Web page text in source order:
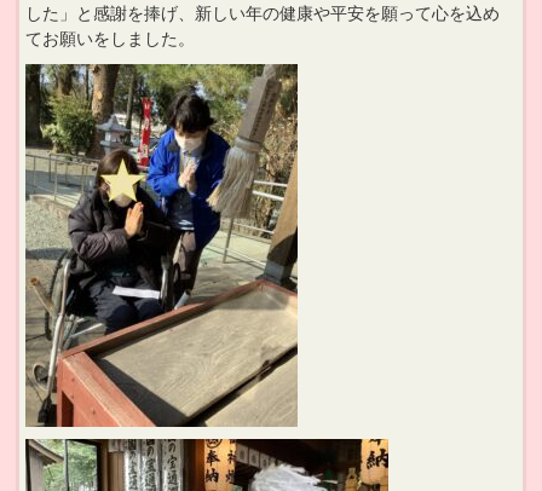
した」と感謝を捧げ、新しい年の健康や平安を願って心を込め
てお願いをしました。